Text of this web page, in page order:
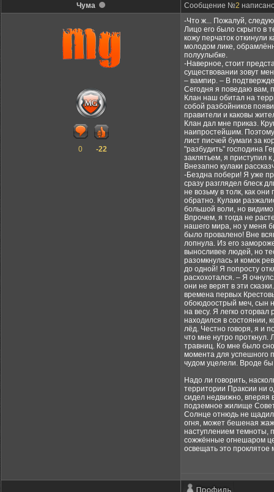
Чума Сообщение №2
0 -22
-Что ж... Пожалуй,
Лицо его было скрыто в
кожу перчаток откинули
молодом лике,
полуулыбке.
-Наверное, стоит
существовании зовут
– вампир. – В
Сегодня я поведаю вам,
Клан наш обитал на
собой разбойников
правители и каковы
Клан дал мне приказ.
наипростейшим.
лист писчей бумаги за
"разбудить" господина
заклятьем, я приступил к
Внезапно кулаки
-Бездна побери! Я уже
сразу разглядел блеск
не возьму в толк, как
обратно. Кулаки
большой воли, но
Впрочем, я тогда не
нашего мира, но у меня
было провалено! Вне
лопнула. Из его
выносливее людей, но
разомкнулась и комок
до одной! Я попросту
расхохотался. – Я
они не верят в эти
времена первых
обоюдоострый меч, сын
на весу. Я легко
находился в состоянии,
лёд. Честно говоря, я и
что мне нутро проткнул.
травниц. Ко мне было
момента для успешного
чудом уцелели. Вроде
Надо ли говорить,
территории Праксии ни
сидел недвижно, вперяя
подземное жилище
Солнце отнюдь не
огня, может бешеная
наступлением темноты,
сожжённые огнешаром
освещать это проклятое